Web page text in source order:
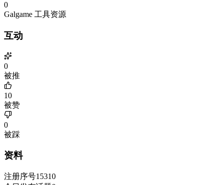
0
Galgame 工具资源
互动
0
被推
10
被赞
0
被踩
资料
注册序号15310